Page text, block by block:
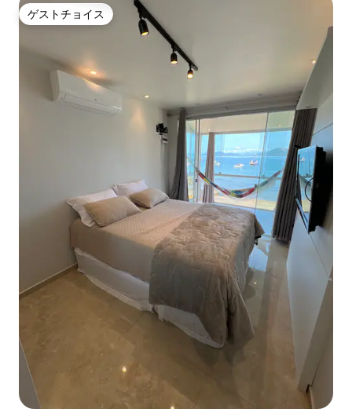
ゲストチョイス
ゲストチョイス